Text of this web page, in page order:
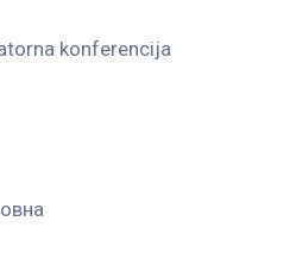
konferencija